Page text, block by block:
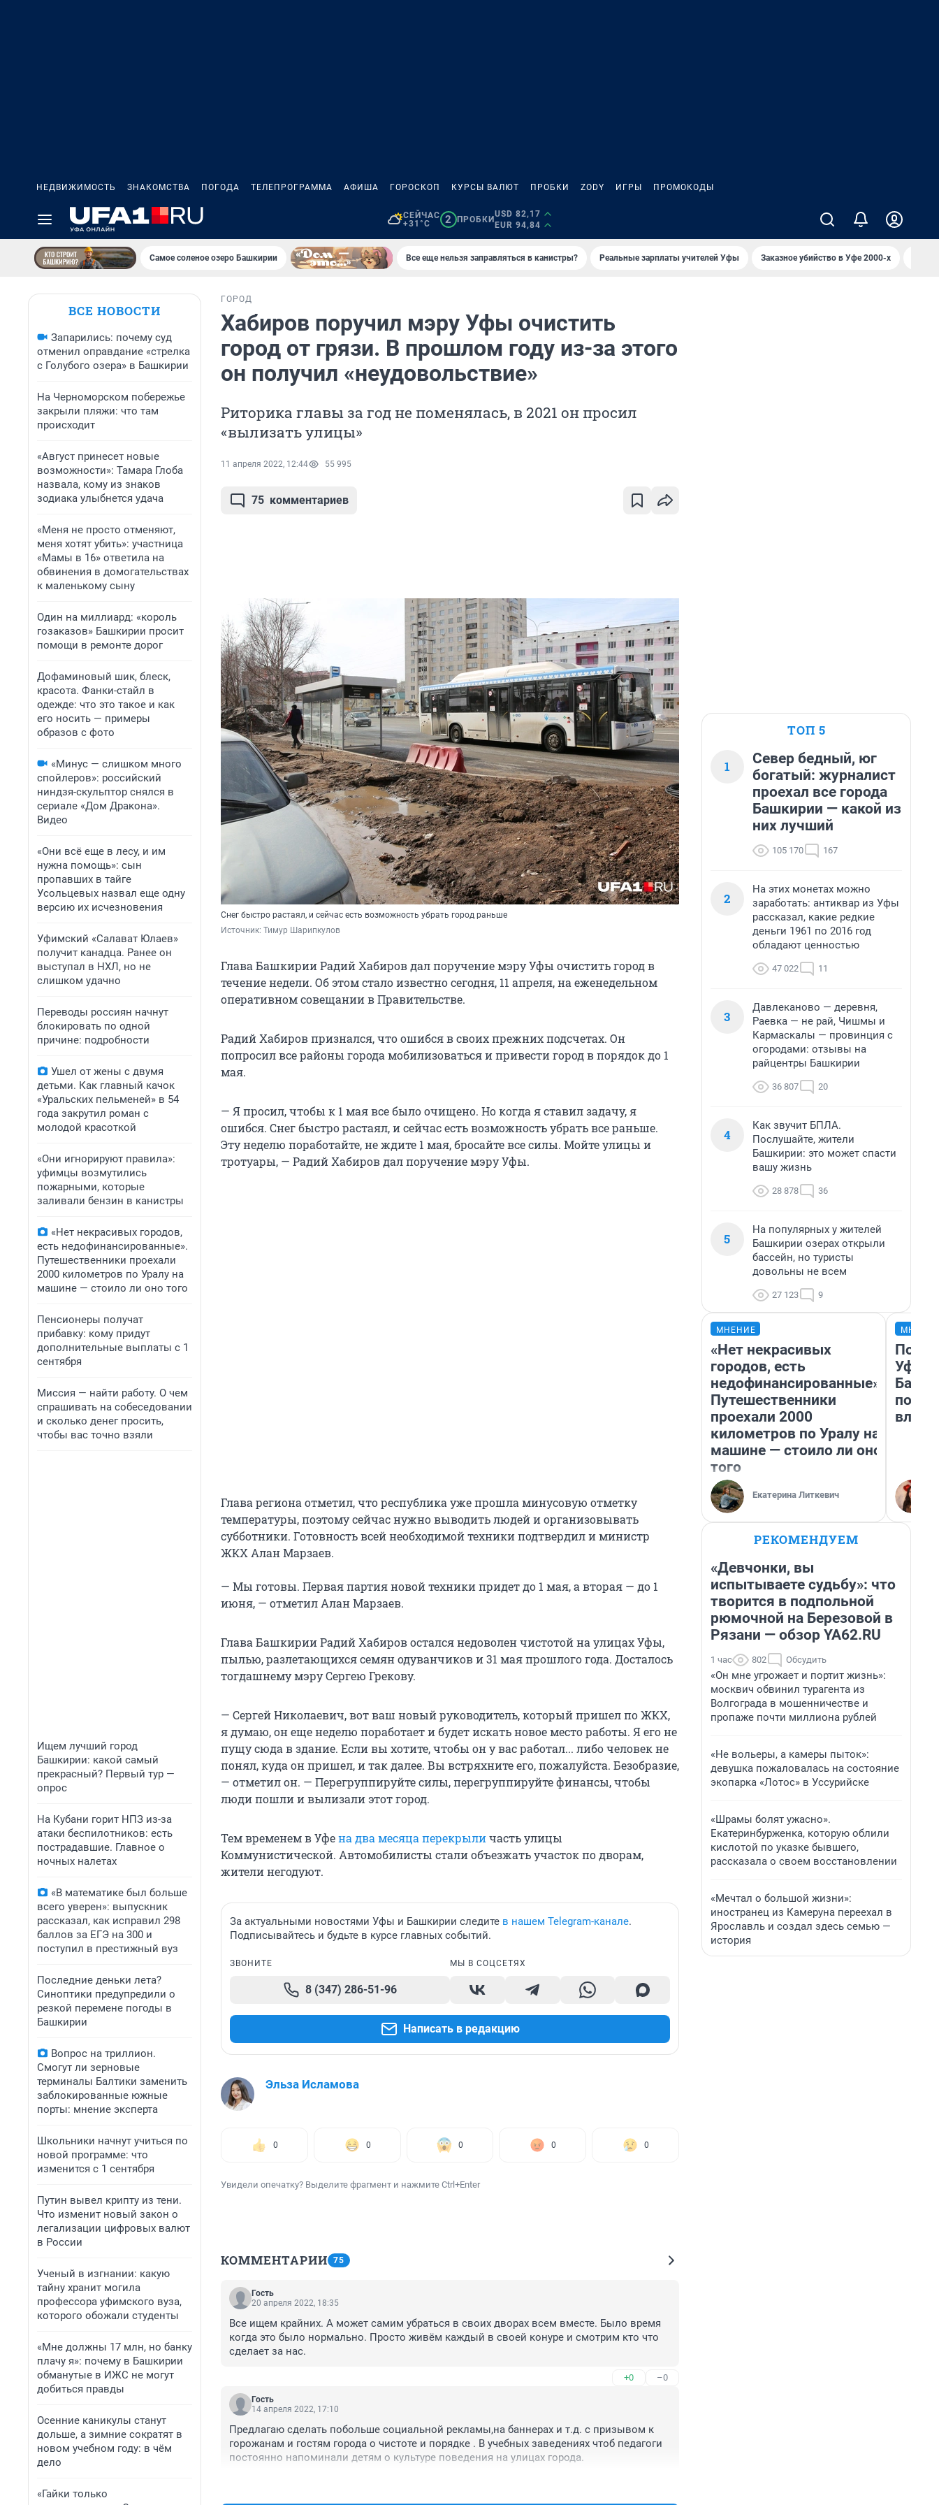
НЕДВИЖИМОСТЬ ЗНАКОМСТВА ПОГОДА ТЕЛЕПРОГРАММА АФИША ГОРОСКОП КУРСЫ ВАЛЮТ ПРОБКИ ZODY ИГРЫ ПРОМОКОДЫ
СЕЙЧАС
+31°C
2 ПРОБКИ
USD 82,17
EUR 94,84
Самое соленое озеро Башкирии Все еще нельзя заправляться в канистры? Реальные зарплаты учителей Уфы Заказное убийство в Уфе 2000-х
ВСЕ НОВОСТИ
Запарились: почему суд
отменил оправдание «стрелка
с Голубого озера» в Башкирии
На Черноморском побережье
закрыли пляжи: что там
происходит
«Август принесет новые
возможности»: Тамара Глоба
назвала, кому из знаков
зодиака улыбнется удача
«Меня не просто отменяют,
меня хотят убить»: участница
«Мамы в 16» ответила на
обвинения в домогательствах
к маленькому сыну
Один на миллиард: «король
гозаказов» Башкирии просит
помощи в ремонте дорог
Дофаминовый шик, блеск,
красота. Фанки-стайл в
одежде: что это такое и как
его носить — примеры
образов с фото
«Минус — слишком много
спойлеров»: российский
ниндзя-скульптор снялся в
сериале «Дом Дракона».
Видео
«Они всё еще в лесу, и им
нужна помощь»: сын
пропавших в тайге
Усольцевых назвал еще одну
версию их исчезновения
Уфимский «Салават Юлаев»
получит канадца. Ранее он
выступал в НХЛ, но не
слишком удачно
Переводы россиян начнут
блокировать по одной
причине: подробности
Ушел от жены с двумя
детьми. Как главный качок
«Уральских пельменей» в 54
года закрутил роман с
молодой красоткой
«Они игнорируют правила»:
уфимцы возмутились
пожарными, которые
заливали бензин в канистры
«Нет некрасивых городов,
есть недофинансированные».
Путешественники проехали
2000 километров по Уралу на
машине — стоило ли оно того
Пенсионеры получат
прибавку: кому придут
дополнительные выплаты с 1
сентября
Миссия — найти работу. О чем
спрашивать на собеседовании
и сколько денег просить,
чтобы вас точно взяли
Ищем лучший город
Башкирии: какой самый
прекрасный? Первый тур —
опрос
На Кубани горит НПЗ из-за
атаки беспилотников: есть
пострадавшие. Главное о
ночных налетах
«В математике был больше
всего уверен»: выпускник
рассказал, как исправил 298
баллов за ЕГЭ на 300 и
поступил в престижный вуз
Последние деньки лета?
Синоптики предупредили о
резкой перемене погоды в
Башкирии
Вопрос на триллион.
Смогут ли зерновые
терминалы Балтики заменить
заблокированные южные
порты: мнение эксперта
Школьники начнут учиться по
новой программе: что
изменится с 1 сентября
Путин вывел крипту из тени.
Что изменит новый закон о
легализации цифровых валют
в России
Ученый в изгнании: какую
тайну хранит могила
профессора уфимского вуза,
которого обожали студенты
«Мне должны 17 млн, но банку
плачу я»: почему в Башкирии
обманутые в ИЖС не могут
добиться правды
Осенние каникулы станут
дольше, а зимние сократят в
новом учебном году: в чём
дело
«Гайки только
ГОРОД
Хабиров поручил мэру Уфы очистить
город от грязи. В прошлом году из-за этого
он получил «неудовольствие»
Риторика главы за год не поменялась, в 2021 он просил
«вылизать улицы»
11 апреля 2022, 12:44 55 995
75 комментариев
Снег быстро растаял, и сейчас есть возможность убрать город раньше
Источник: Тимур Шарипкулов
Глава Башкирии Радий Хабиров дал поручение мэру Уфы очистить город в
течение недели. Об этом стало известно сегодня, 11 апреля, на еженедельном
оперативном совещании в Правительстве.
Радий Хабиров признался, что ошибся в своих прежних подсчетах. Он
попросил все районы города мобилизоваться и привести город в порядок до 1
мая.
— Я просил, чтобы к 1 мая все было очищено. Но когда я ставил задачу, я
ошибся. Снег быстро растаял, и сейчас есть возможность убрать все раньше.
Эту неделю поработайте, не ждите 1 мая, бросайте все силы. Мойте улицы и
тротуары, — Радий Хабиров дал поручение мэру Уфы.
Глава региона отметил, что республика уже прошла минусовую отметку
температуры, поэтому сейчас нужно выводить людей и организовывать
субботники. Готовность всей необходимой техники подтвердил и министр
ЖКХ Алан Марзаев.
— Мы готовы. Первая партия новой техники придет до 1 мая, а вторая — до 1
июня, — отметил Алан Марзаев.
Глава Башкирии Радий Хабиров остался недоволен чистотой на улицах Уфы,
пылью, разлетающихся семян одуванчиков и 31 мая прошлого года. Досталось
тогдашнему мэру Сергею Грекову.
— Сергей Николаевич, вот ваш новый руководитель, который пришел по ЖКХ,
я думаю, он еще неделю поработает и будет искать новое место работы. Я его не
пущу сюда в здание. Если вы хотите, чтобы он у вас работал... либо человек не
понял, куда он пришел, и так далее. Вы встряхните его, пожалуйста. Безобразие,
— отметил он. — Перегруппируйте силы, перегруппируйте финансы, чтобы
люди пошли и вылизали этот город.
Тем временем в Уфена два месяца перекрыличасть улицы
Коммунистической. Автомобилисты стали объезжать участок по дворам,
жители негодуют.
За актуальными новостями Уфы и Башкирии следите в нашем Telegram-канале.
Подписывайтесь и будьте в курсе главных событий.
ЗВОНИТЕ
8 (347) 286-51-96
МЫ В СОЦСЕТЯХ
Написать в редакцию
Эльза Исламова
0 0 0 0 0
Увидели опечатку? Выделите фрагмент и нажмите Ctrl+Enter
КОММЕНТАРИИ 75
Гость
20 апреля 2022, 18:35
Все ищем крайних. А может самим убраться в своих дворах всем вместе. Было время
когда это было нормально. Просто живём каждый в своей конуре и смотрим кто что
сделает за нас.
+0 –0
Гость
14 апреля 2022, 17:10
Предлагаю сделать побольше социальной рекламы,на баннерах и т.д. с призывом к
горожанам и гостям города о чистоте и порядке . В учебных заведениях чтоб педагоги
постоянно напоминали детям о культуре поведения на улицах города.
ТОП 5
1
Север бедный, юг
богатый: журналист
проехал все города
Башкирии — какой из
них лучший
105 170 167
2
На этих монетах можно
заработать: антиквар из Уфы
рассказал, какие редкие
деньги 1961 по 2016 год
обладают ценностью
47 022 11
3
Давлеканово — деревня,
Раевка — не рай, Чишмы и
Кармаскалы — провинция с
огородами: отзывы на
райцентры Башкирии
36 807 20
4
Как звучит БПЛА.
Послушайте, жители
Башкирии: это может спасти
вашу жизнь
28 878 36
5
На популярных у жителей
Башкирии озерах открыли
бассейн, но туристы
довольны не всем
27 123 9
МНЕНИЕ
«Нет некрасивых
городов, есть
недофинансированные».
Путешественники
проехали 2000
километров по Уралу на
машине — стоило ли оно
того
Екатерина Литкевич
Уфы:
РЕКОМЕНДУЕМ
«Девчонки, вы
испытываете судьбу»: что
творится в подпольной
рюмочной на Березовой в
Рязани — обзор YA62.RU
1 час 802 Обсудить
«Он мне угрожает и портит жизнь»:
москвич обвинил турагента из
Волгограда в мошенничестве и
пропаже почти миллиона рублей
«Не вольеры, а камеры пыток»:
девушка пожаловалась на состояние
экопарка «Лотос» в Уссурийске
«Шрамы болят ужасно».
Екатеринбурженка, которую облили
кислотой по указке бывшего,
рассказала о своем восстановлении
«Мечтал о большой жизни»:
иностранец из Камеруна переехал в
Ярославль и создал здесь семью —
история